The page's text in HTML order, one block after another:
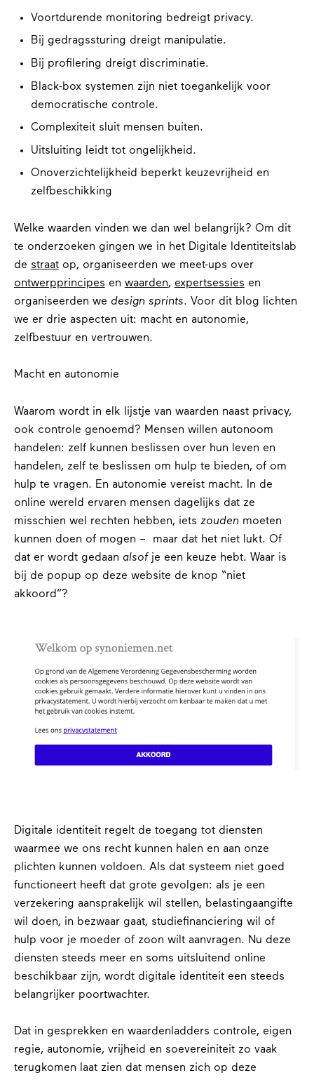
Voortdurende monitoring bedreigt privacy.
Bij gedragssturing dreigt manipulatie.
Bij profilering dreigt discriminatie.
Black-box systemen zijn niet toegankelijk voor
democratische controle.
Complexiteit sluit mensen buiten.
Uitsluiting leidt tot ongelijkheid.
Onoverzichtelijkheid beperkt keuzevrijheid en
zelfbeschikking
Welke waarden vinden we dan wel belangrijk? Om dit
te onderzoeken gingen we in het Digitale Identiteitslab
de straatop, organiseerden we meet-ups over
ontwerpprincipes en waarden, expertsessies en
organiseerden we design sprints. Voor dit blog lichten
we er drie aspecten uit: macht en autonomie,
zelfbestuur en vertrouwen.
Macht en autonomie
Waarom wordt in elk lijstje van waarden naast privacy,
ook controle genoemd? Mensen willen autonoom
handelen: zelf kunnen beslissen over hun leven en
handelen, zelf te beslissen om hulp te bieden, of om
hulp te vragen. En autonomie vereist macht. In de
online wereld ervaren mensen dagelijks dat ze
misschien wel rechten hebben, iets zoudenmoeten
kunnen doen of mogen – maar dat het niet lukt. Of
dat er wordt gedaan alsof je een keuze hebt. Waar is
bij de popup op deze website de knop “niet
akkoord”?
Digitale identiteit regelt de toegang tot diensten
waarmee we ons recht kunnen halen en aan onze
plichten kunnen voldoen. Als dat systeem niet goed
functioneert heeft dat grote gevolgen: als je een
verzekering aansprakelijk wil stellen, belastingaangifte
wil doen, in bezwaar gaat, studiefinanciering wil of
hulp voor je moeder of zoon wilt aanvragen. Nu deze
diensten steeds meer en soms uitsluitend online
beschikbaar zijn, wordt digitale identiteit een steeds
belangrijker poortwachter.
Dat in gesprekken en waardenladders controle, eigen
regie, autonomie, vrijheid en soevereiniteit zo vaak
terugkomen laat zien dat mensen zich op deze